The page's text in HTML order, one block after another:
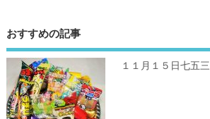
おすすめの記事
１１月１５日七五三